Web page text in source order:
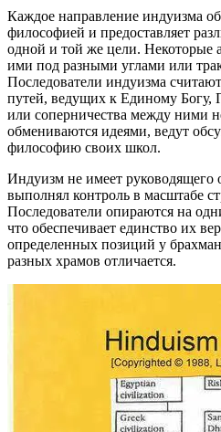
Каждое направление индуизма
философией и предоставляет
одной и той же цели. Некоторые
ими под разными углами или
Последователи индуизма
путей, ведущих к Единому Богу,
или соперничества между ними
обмениваются идеями, ведут
философию своих школ.
Индуизм не имеет руководящего
выполнял контроль в масштабе
Последователи опираются на
что обеспечивает единство их
определенных позиций у
разных храмов отличается.